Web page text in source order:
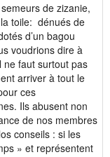
de zizanie,
la toile: dénués de
d’un bagou
voudrions dire à
ne faut surtout pas
arriver à tout le
ces
Ils abusent non
de nos membres
conseils : si les
» et représentent